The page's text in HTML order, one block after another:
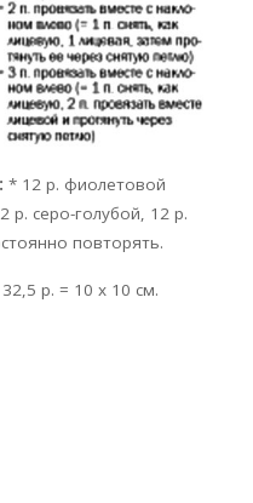
* 12 р. фиолетовой
р. серо-голубой, 12 р.
повторять.
р. = 10 х 10 см.